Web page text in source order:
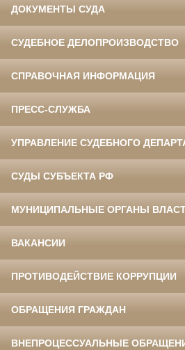
ДОКУМЕНТЫ СУДА
СУДЕБНОЕ ДЕЛОПРОИЗВОДСТВО
СПРАВОЧНАЯ ИНФОРМАЦИЯ
ПРЕСС-СЛУЖБА
УПРАВЛЕНИЕ СУДЕБНОГО
СУДЫ СУБЪЕКТА РФ
МУНИЦИПАЛЬНЫЕ ОРГАНЫ
ВАКАНСИИ
ПРОТИВОДЕЙСТВИЕ КОРРУПЦИИ
ОБРАЩЕНИЯ ГРАЖДАН
ВНЕПРОЦЕССУАЛЬНЫЕ